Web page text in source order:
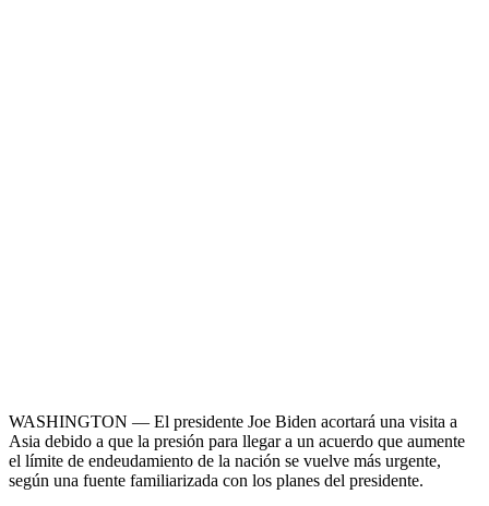
WASHINGTON — El presidente Joe Biden acortará una visita a
Asia debido a que la presión para llegar a un acuerdo que aumente
el límite de endeudamiento de la nación se vuelve más urgente,
según una fuente familiarizada con los planes del presidente.